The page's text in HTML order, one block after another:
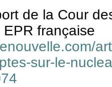
de la Cour
française
sur-le-